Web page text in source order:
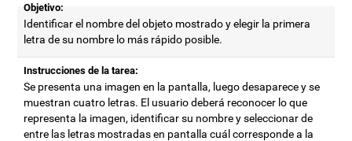
Objetivo:
Identificar el nombre del objeto mostrado y elegir la primera
letra de su nombre lo más rápido posible.
Instrucciones de la tarea:
Se presenta una imagen en la pantalla, luego desaparece y se
muestran cuatro letras. El usuario deberá reconocer lo que
representa la imagen, identificar su nombre y seleccionar de
entre las letras mostradas en pantalla cuál corresponde a la